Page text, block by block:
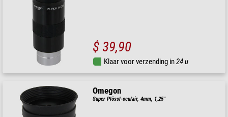
$ 39,90
Klaar voor verzending in24 u
Omegon
Super Plössl-oculair, 4mm, 1,25''